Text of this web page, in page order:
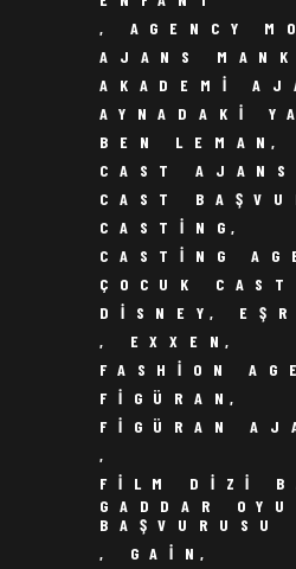
, AGENCY
AJANS
AKADEMI
AYNADAKI
BEN LEMAN,
CAST
CAST
CASTING,
CASTING
ÇOCUK
DISNEY,
, EXXEN,
FASHION
FIGÜRAN,
FIGÜRAN
,
FILM DIZI
GADDAR
BAŞVURUSU
, GAIN,